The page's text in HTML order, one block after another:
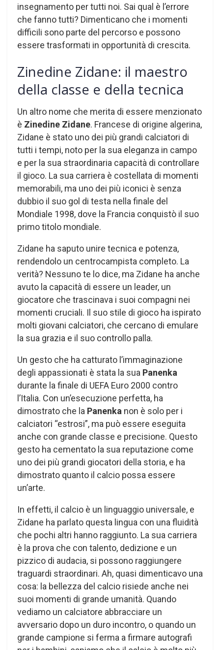
insegnamento per tutti noi. Sai qual è l’errore
che fanno tutti? Dimenticano che i momenti
difficili sono parte del percorso e possono
essere trasformati in opportunità di crescita.
Zinedine Zidane: il maestro
della classe e della tecnica
Un altro nome che merita di essere menzionato
è Zinedine Zidane. Francese di origine algerina,
Zidane è stato uno dei più grandi calciatori di
tutti i tempi, noto per la sua eleganza in campo
e per la sua straordinaria capacità di controllare
il gioco. La sua carriera è costellata di momenti
memorabili, ma uno dei più iconici è senza
dubbio il suo gol di testa nella finale del
Mondiale 1998, dove la Francia conquistò il suo
primo titolo mondiale.
Zidane ha saputo unire tecnica e potenza,
rendendolo un centrocampista completo. La
verità? Nessuno te lo dice, ma Zidane ha anche
avuto la capacità di essere un leader, un
giocatore che trascinava i suoi compagni nei
momenti cruciali. Il suo stile di gioco ha ispirato
molti giovani calciatori, che cercano di emulare
la sua grazia e il suo controllo palla.
Un gesto che ha catturato l’immaginazione
degli appassionati è stata la sua Panenka
durante la finale di UEFA Euro 2000 contro
l’Italia. Con un’esecuzione perfetta, ha
dimostrato che la Panenka non è solo per i
calciatori “estrosi”, ma può essere eseguita
anche con grande classe e precisione. Questo
gesto ha cementato la sua reputazione come
uno dei più grandi giocatori della storia, e ha
dimostrato quanto il calcio possa essere
un’arte.
In effetti, il calcio è un linguaggio universale, e
Zidane ha parlato questa lingua con una fluidità
che pochi altri hanno raggiunto. La sua carriera
è la prova che con talento, dedizione e un
pizzico di audacia, si possono raggiungere
traguardi straordinari. Ah, quasi dimenticavo una
cosa: la bellezza del calcio risiede anche nei
suoi momenti di grande umanità. Quando
vediamo un calciatore abbracciare un
avversario dopo un duro incontro, o quando un
grande campione si ferma a firmare autografi